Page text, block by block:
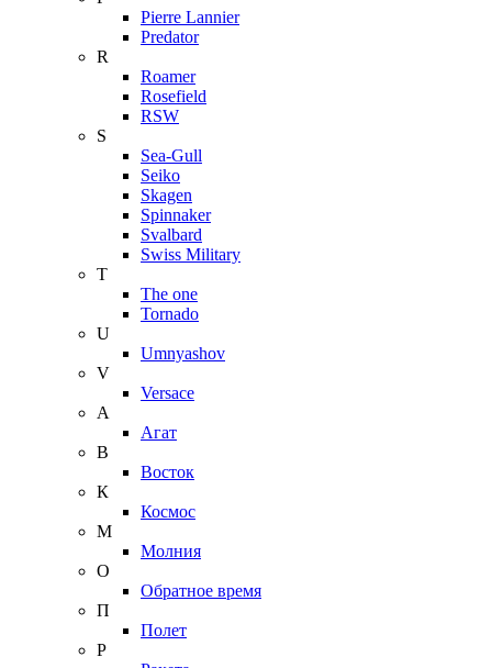
Pierre Lannier
Predator
R
Roamer
Rosefield
RSW
S
Sea-Gull
Seiko
Skagen
Spinnaker
Svalbard
Swiss Military
T
The one
Tornado
U
Umnyashov
V
Versace
А
Агат
В
Восток
К
Космос
М
Молния
О
Обратное время
П
Полет
Р